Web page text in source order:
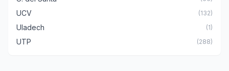
UCV (132)
Uladech (1)
UTP (288)